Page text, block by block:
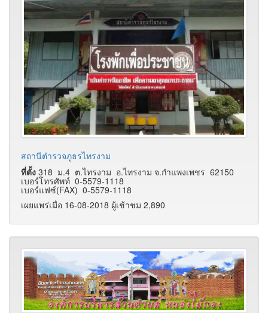
สถานีตำรวจภูธรไทรงาม
ที่ตั้ง 318 ม.4 ต.ไทรงาม อ.ไทรงาม จ.กำแพงเพชร 62150
เบอร์โทรศัพท์ 0-5579-1118
เบอร์แฟซ์(FAX) 0-5579-1118
เผยแพร่เมื่อ 16-08-2018 ผู้เช้าชม 2,890